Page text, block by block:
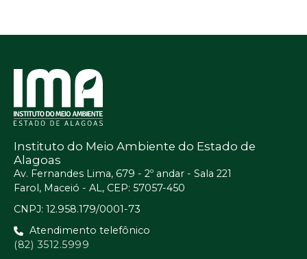
Instituto do Meio Ambiente do Estado de
Alagoas
Av. Fernandes Lima, 679 - 2º andar - Sala 221
Farol, Maceió - AL, CEP: 57057-450
CNPJ: 12.958.179/0001-73
Atendimento telefônico
(82) 3512.5999